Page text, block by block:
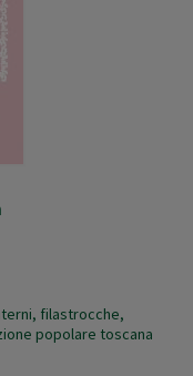
filastrocche,
popolare toscana